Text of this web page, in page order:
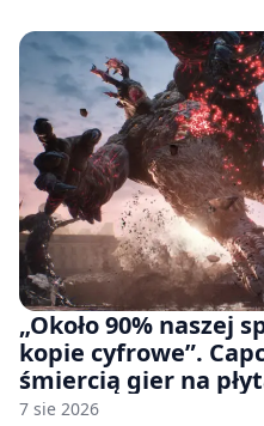
„Około 90% naszej
kopie cyfrowe”.
śmiercią gier na
7 sie 2026